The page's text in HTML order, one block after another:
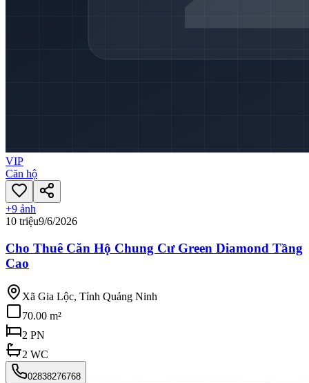
VIP
Căn hộ
+9 ảnh
10 triệu9/6/2026
Cho Thuê Căn Hộ Chung Cư Green Diamond Tầng
Cao
Xã Gia Lộc, Tỉnh Quảng Ninh
70.00 m²
2 PN
2 WC
02838276768